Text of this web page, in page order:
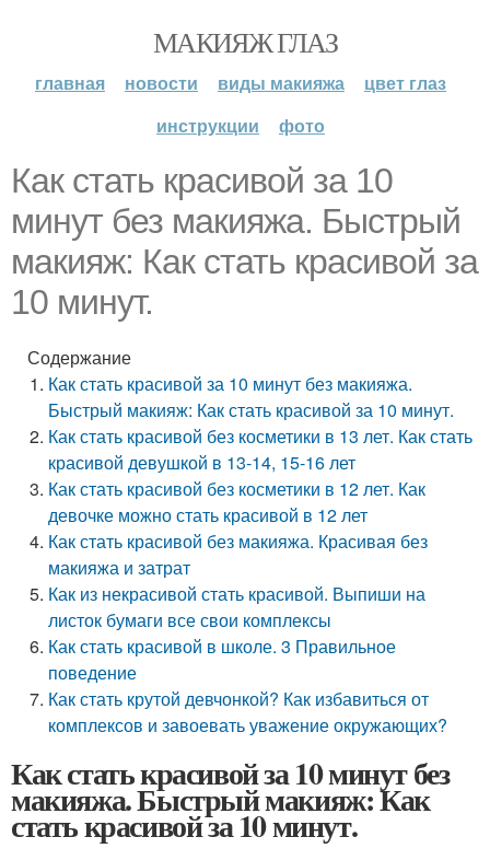
МАКИЯЖ ГЛАЗ
главная новости виды макияжа
цвет глаз
инструкции
фото
Как стать красивой за 10
минут без макияжа. Быстрый
макияж: Как стать красивой за
10 минут.
Содержание
Как стать красивой за 10 минут без макияжа.
Быстрый макияж: Как стать красивой за 10 минут.
Как стать красивой без косметики в 13 лет. Как стать
красивой девушкой в 13-14, 15-16 лет
Как стать красивой без косметики в 12 лет. Как
девочке можно стать красивой в 12 лет
Как стать красивой без макияжа. Красивая без
макияжа и затрат
Как из некрасивой стать красивой. Выпиши на
листок бумаги все свои комплексы
Как стать красивой в школе. 3 Правильное
поведение
Как стать крутой девчонкой? Как избавиться от
комплексов и завоевать уважение окружающих?
Как стать красивой за 10 минут без
макияжа. Быстрый макияж: Как
стать красивой за 10 минут.